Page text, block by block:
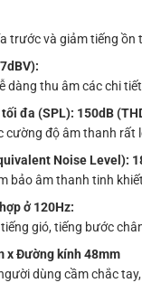
trước và giảm tiếng ồn
dàng thu âm các chi
đa (SPL): 150dB
cường độ âm thanh rất
Noise Level):
bảo âm thanh tinh
ở 120Hz:
gió, tiếng bước
x Đường kính 48mm
dùng cầm chắc